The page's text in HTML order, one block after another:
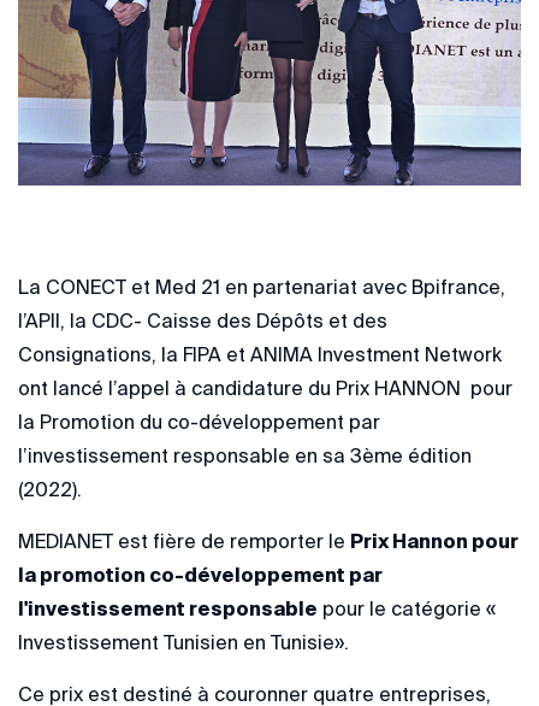
La CONECT et Med 21 en partenariat avec Bpifrance,
l’APII, la CDC- Caisse des Dépôts et des
Consignations, la FIPA et ANIMA Investment Network
ont lancé l’appel à candidature du Prix HANNON pour
la Promotion du co-développement par
l’investissement responsable en sa 3ème édition
(2022).
MEDIANET est fière de remporter le Prix Hannon pour
la promotion co-développement par
l'investissement responsable pour le catégorie «
Investissement Tunisien en Tunisie».
Ce prix est destiné à couronner quatre entreprises,